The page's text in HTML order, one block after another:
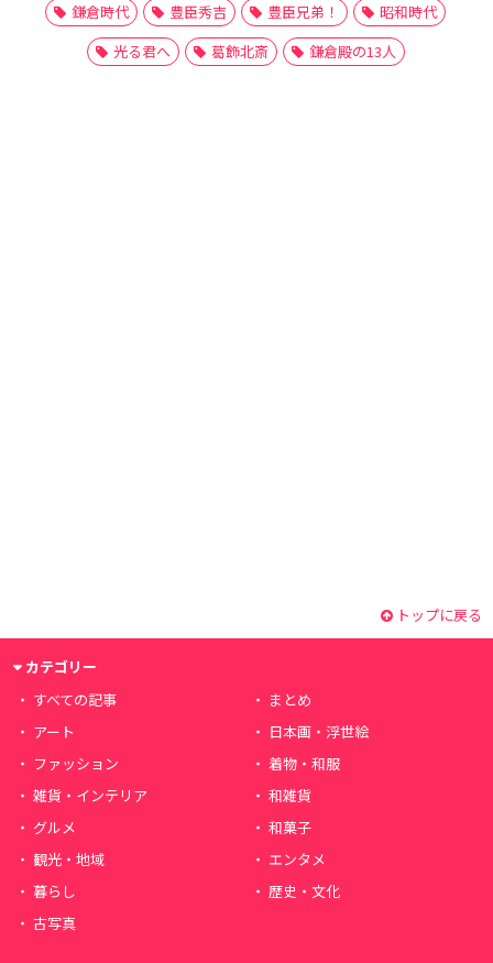
鎌倉時代
豊臣秀吉 豊臣兄弟！
昭和時代
光る君へ
葛飾北斎 鎌倉殿の13人
トップに戻る
カテゴリー
すべての記事
まとめ
アート
日本画・浮世絵
ファッション
着物・和服
雑貨・インテリア
和雑貨
グルメ
和菓子
観光・地域
エンタメ
暮らし
歴史・文化
古写真